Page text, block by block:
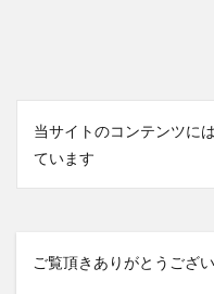
当サイトのコンテンツに
ています
ご覧頂きありがとうござい